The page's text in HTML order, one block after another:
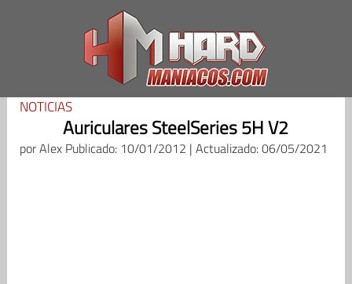
NOTICIAS
Auriculares SteelSeries 5H V2
porAlex Publicado: 10/01/2012 | Actualizado: 06/05/2021